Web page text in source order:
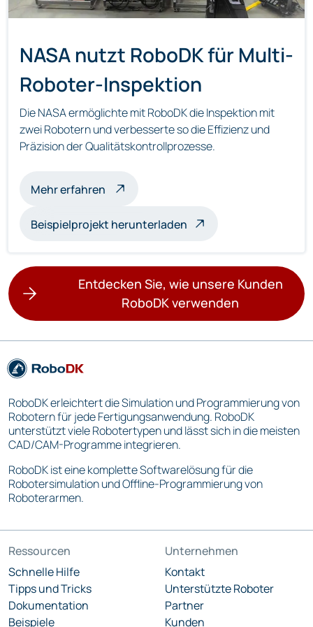
NASA nutzt RoboDK für Multi-
Roboter-Inspektion
Die NASA ermöglichte mit RoboDK die Inspektion mit
zwei Robotern und verbesserte so die Effizienz und
Präzision der Qualitätskontrollprozesse.
Mehr erfahren über die Multi-Roboter-Inspektion
Beispielprojekt herunterladen
Entdecken Sie, wie unsere Kunden
RoboDK verwenden
RoboDK erleichtert die Simulation und Programmierung von
Robotern für jede Fertigungsanwendung. RoboDK
unterstützt viele Robotertypen und lässt sich in die meisten
CAD/CAM-Programme integrieren.
RoboDK ist eine komplette Softwarelösung für die
Robotersimulation und Offline-Programmierung von
Roboterarmen.
Ressourcen
Schnelle Hilfe
Tipps und Tricks
Dokumentation
Beispiele
Unternehmen
Kontakt
Unterstützte Roboter
Partner
Kunden